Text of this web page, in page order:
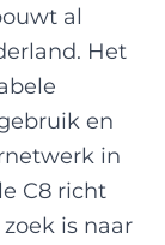
al
Het
en
in
C8 richt
is naar